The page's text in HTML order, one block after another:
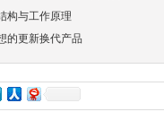
构与工作原理
的更新换代产品